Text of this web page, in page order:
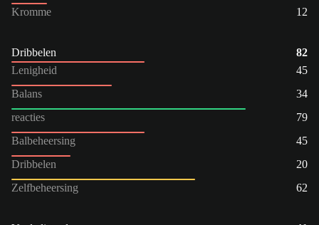
Kromme
12
Dribbelen
82
Lenigheid
45
Balans
34
reacties
79
Balbeheersing
45
Dribbelen
20
Zelfbeheersing
62